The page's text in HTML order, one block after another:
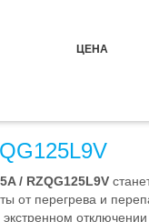
ЦЕНА
/ RZQG125L9V
от перегрева и
отключении